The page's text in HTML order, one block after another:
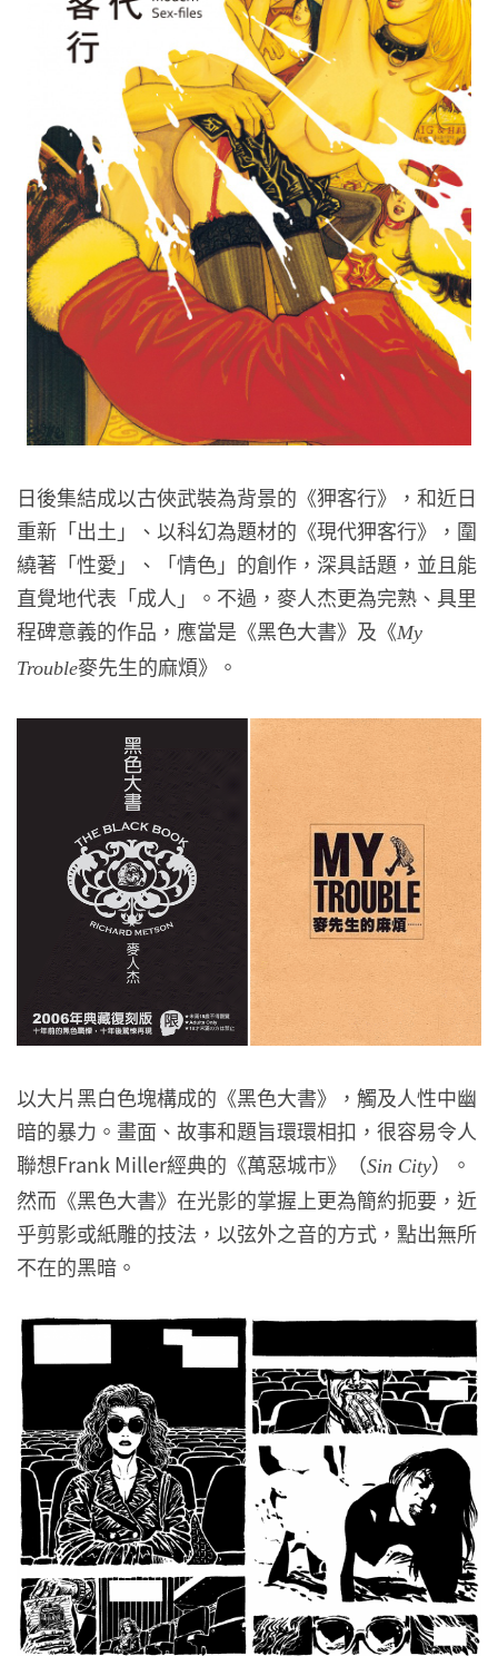
日後集結成以古俠武裝為背景的《狎客行》，和近日
重新「出土」、以科幻為題材的《現代狎客行》，圍
繞著「性愛」、「情色」的創作，深具話題，並且能
直覺地代表「成人」。不過，麥人杰更為完熟、具里
程碑意義的作品，應當是《黑色大書》及《My
Trouble麥先生的麻煩》。
以大片黑白色塊構成的《黑色大書》，觸及人性中幽
暗的暴力。畫面、故事和題旨環環相扣，很容易令人
聯想Frank Miller經典的《萬惡城市》（Sin City）。
然而《黑色大書》在光影的掌握上更為簡約扼要，近
乎剪影或紙雕的技法，以弦外之音的方式，點出無所
不在的黑暗。